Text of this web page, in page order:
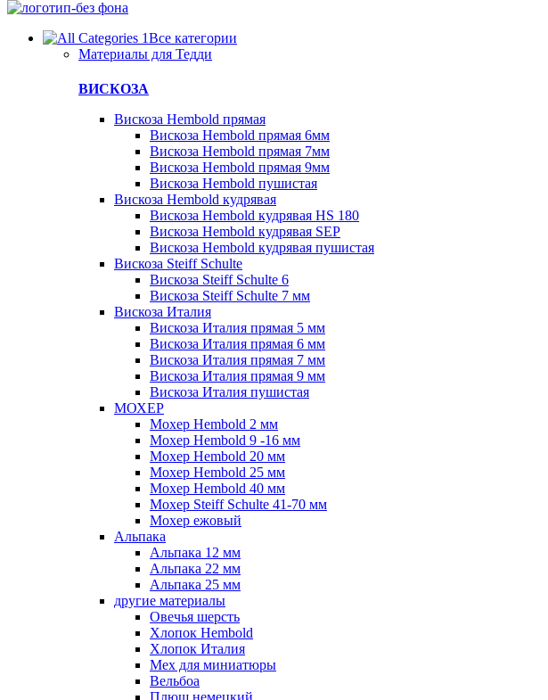
Все категории
Материалы для Тедди
ВИСКОЗА
Вискоза Hembold прямая
Вискоза Hembold прямая 6мм
Вискоза Hembold прямая 7мм
Вискоза Hembold прямая 9мм
Вискоза Hembold пушистая
Вискоза Hembold кудрявая
Вискоза Hembold кудрявая HS 180
Вискоза Hembold кудрявая SEP
Вискоза Hembold кудрявая пушистая
Вискоза Steiff Schulte
Вискоза Steiff Schulte 6
Вискоза Steiff Schulte 7 мм
Вискоза Италия
Вискоза Италия прямая 5 мм
Вискоза Италия прямая 6 мм
Вискоза Италия прямая 7 мм
Вискоза Италия прямая 9 мм
Вискоза Италия пушистая
МОХЕР
Мохер Hembold 2 мм
Мохер Hembold 9 -16 мм
Мохер Hembold 20 мм
Мохер Hembold 25 мм
Мохер Hembold 40 мм
Мохер Steiff Schulte 41-70 мм
Мохер ежовый
Альпака
Альпака 12 мм
Альпака 22 мм
Альпака 25 мм
другие материалы
Овечья шерсть
Хлопок Hembold
Хлопок Италия
Мех для миниатюры
Вельбоа
Плюш немецкий